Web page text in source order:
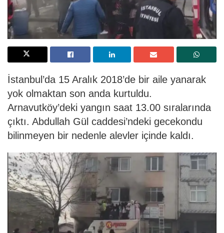
İstanbul’da 15 Aralık 2018’de bir aile yanarak
yok olmaktan son anda kurtuldu.
Arnavutköy’deki yangın saat 13.00 sıralarında
çıktı. Abdullah Gül caddesi’ndeki gecekondu
bilinmeyen bir nedenle alevler içinde kaldı.